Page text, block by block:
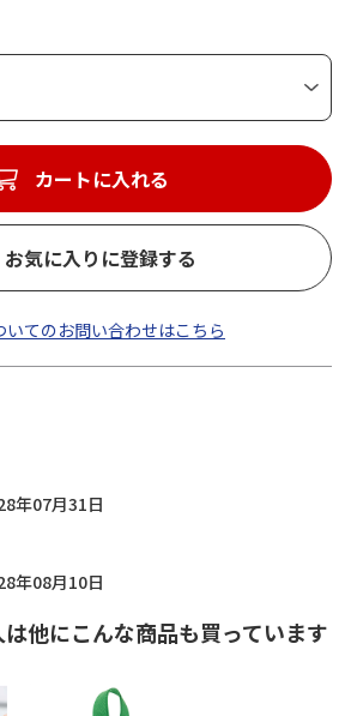
カートに入れる
お気に入りに登録する
いてのお問い合わせはこちら
年07月31日
年08月10日
他にこんな商品も買っています